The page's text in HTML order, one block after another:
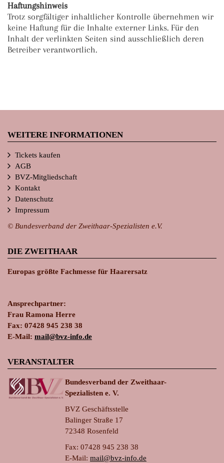
Haftungshinweis
Trotz sorgfältiger inhaltlicher Kontrolle übernehmen wir
keine Haftung für die Inhalte externer Links. Für den
Inhalt der verlinkten Seiten sind ausschließlich deren
Betreiber verantwortlich.
WEITERE INFORMATIONEN
Tickets kaufen
AGB
BVZ-Mitgliedschaft
Kontakt
Datenschutz
Impressum
© Bundesverband der Zweithaar-Spezialisten e.V.
DIE ZWEITHAAR
Europas größte Fachmesse für Haarersatz
Ansprechpartner:
Frau Ramona Herre
Fax: 07428 945 238 38
E-Mail: mail@bvz-info.de
VERANSTALTER
Bundesverband der Zweithaar-
Spezialisten e. V.
BVZ Geschäftsstelle
Balinger Straße 17
72348 Rosenfeld
Fax: 07428 945 238 38
E-Mail: mail@bvz-info.de